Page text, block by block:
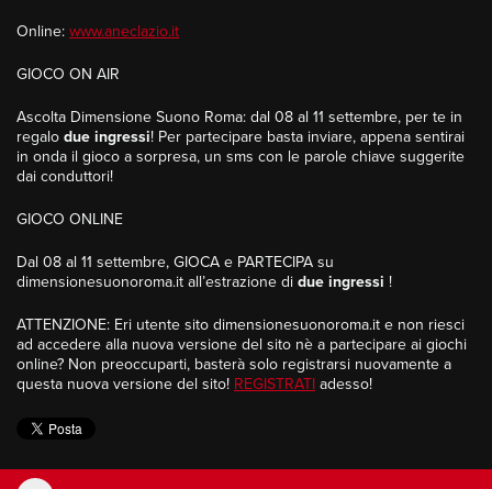
Online: www.aneclazio.it
GIOCO ON AIR
Ascolta Dimensione Suono Roma: dal 08 al 11 settembre, per te in
regalo due ingressi! Per partecipare basta inviare, appena sentirai
in onda il gioco a sorpresa, un sms con le parole chiave suggerite
dai conduttori!
GIOCO ONLINE
Dal 08 al 11 settembre, GIOCA e PARTECIPA su
dimensionesuonoroma.it all’estrazione di due ingressi !
ATTENZIONE: Eri utente sito dimensionesuonoroma.it e non riesci
ad accedere alla nuova versione del sito nè a partecipare ai giochi
online? Non preoccuparti, basterà solo registrarsi nuovamente a
questa nuova versione del sito! REGISTRATI adesso!